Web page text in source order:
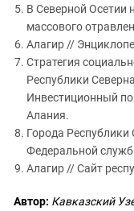
В Северной Осетии
массового
Алагир //
Стратегия
Республики
Инвестиционный
Алания.
Города
Федеральной
Алагир // Сайт
Автор: Кавказский